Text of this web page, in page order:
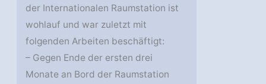
der Internationalen Raumstation ist
wohlauf und war zuletzt mit
folgenden Arbeiten beschäftigt:
– Gegen Ende der ersten drei
Monate an Bord der Raumstation